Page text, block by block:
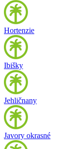
Hortenzie
Ibišky
Jehličnany
Javory okrasné